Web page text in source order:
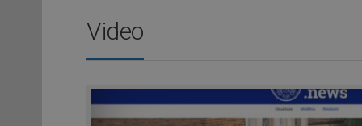
Video